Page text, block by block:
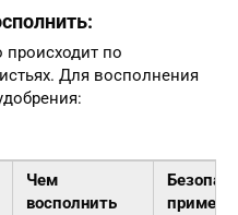
происходит по
Для восполнения
Чем
восполнить